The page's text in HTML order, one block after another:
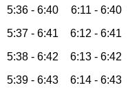
5:36 - 6:40 6:11 - 6:40
5:37 - 6:41 6:12 - 6:41
5:38 - 6:42 6:13 - 6:42
5:39 - 6:43 6:14 - 6:43